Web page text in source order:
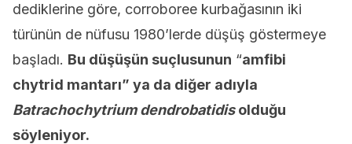
dediklerine göre, corroboree kurbağasının iki
türünün de nüfusu 1980’lerde düşüş göstermeye
başladı. Bu düşüşün suçlusunun “amfibi
chytrid mantarı” ya da diğer adıyla
Batrachochytrium dendrobatidisolduğu
söyleniyor.